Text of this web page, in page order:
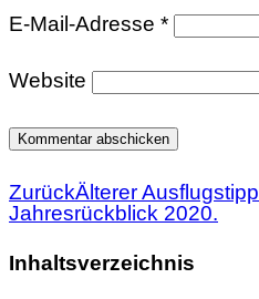
E-Mail-Adresse *
Website
ZurückÄlterer Ausflugstipp
Jahresrückblick 2020.
Inhaltsverzeichnis